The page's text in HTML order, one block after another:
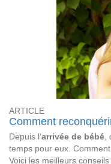
ARTICLE
Comment
Depuis l’arrivée de bébé
temps pour eux. Comment
Voici les meilleurs